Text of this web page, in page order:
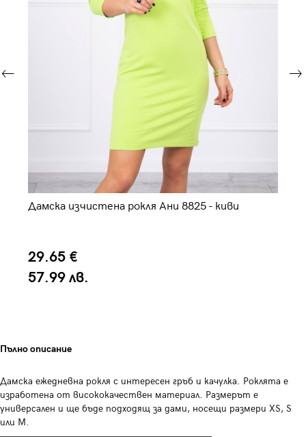
Дамска изчистена рокля Ани 8825 - киви
29.65 €
57.99 лв.
Пълно описание
Дамска ежедневна рокля с интересен гръб и качулка. Роклята е
изработена от висококачествен материал. Размерът е
универсален и ще бъде подходящ за дами, носещи размери XS, S
или M.